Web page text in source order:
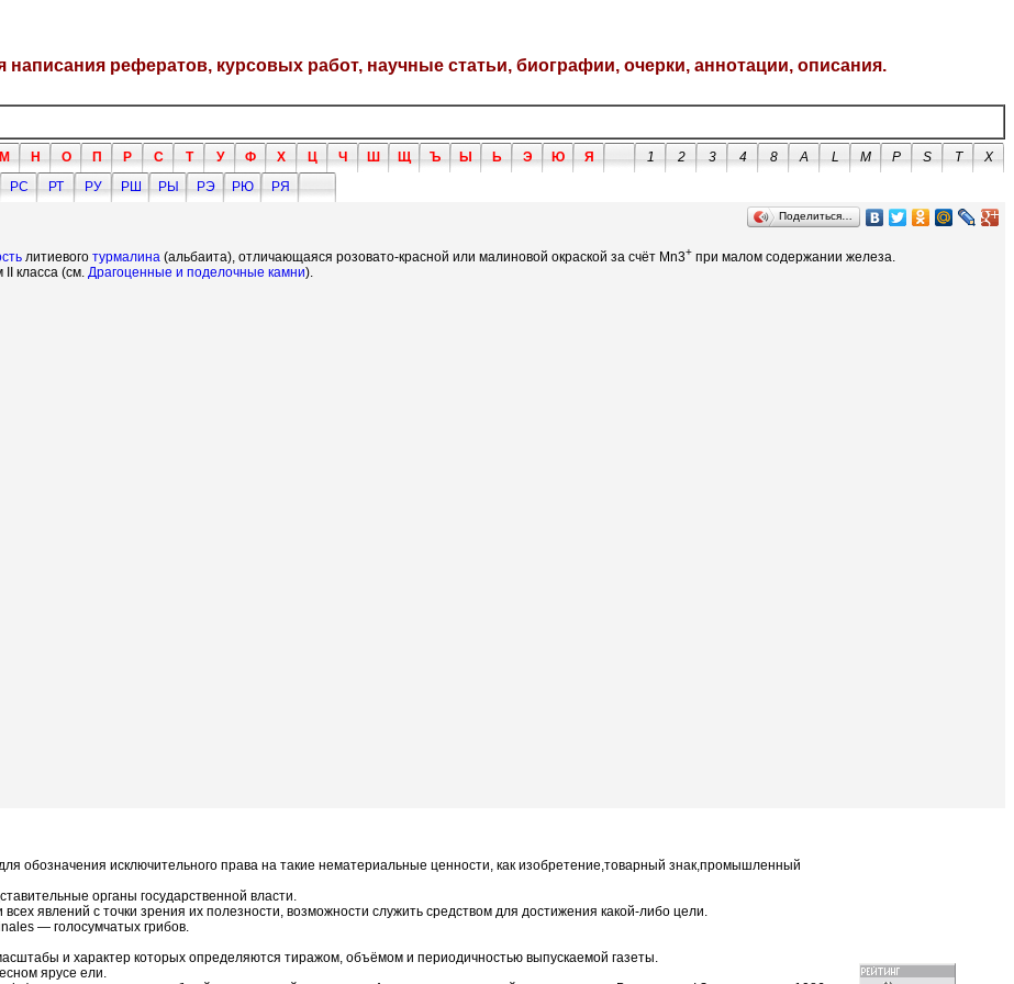
написания рефератов, курсовых работ, научные статьи, биографии, очерки, аннотации, описания.
М Н О П Р С Т У Ф Х Ц Ч Ш Щ Ъ Ы Ь Э Ю Я 1 2 3 4 8 A L M P S T
X
РС РТ РУ РШ РЫ РЭ РЮ
РЯ
Поделиться…
литиевого турмалина (альбаита), отличающаяся розовато-красной или малиновой окраской за счёт Mn3+ при малом содержании железа.
класса (см. Драгоценные и поделочные камни).
обозначения исключительного права на такие нематериальные ценности, как изобретение,товарный знак,промышленный
органы государственной власти.
явлений с точки зрения их полезности, возможности служить средством для достижения какой-либо цели.
— голосумчатых грибов.
и характер которых определяются тиражом, объёмом и периодичностью выпускаемой газеты.
ярусе ели.